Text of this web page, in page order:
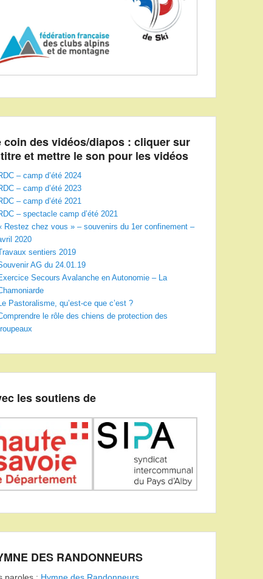
coin des vidéos/diapos : cliquer sur
et mettre le son pour les vidéos
– camp d’été 2024
– camp d’été 2023
– camp d’été 2021
– spectacle camp d’été 2021
Restez chez vous » – souvenirs du 1er confinement –
2020
sentiers 2019
AG du 24.01.19
Secours Avalanche en Autonomie – La
Le Pastoralisme, qu’est-ce que c’est ?
le rôle des chiens de protection des
les soutiens de
DES RANDONNEURS